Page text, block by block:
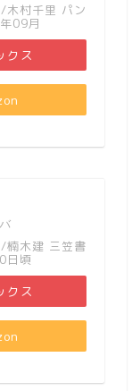
木村千里 パン
09月
クス
楠木建 三笠書
日頃
クス